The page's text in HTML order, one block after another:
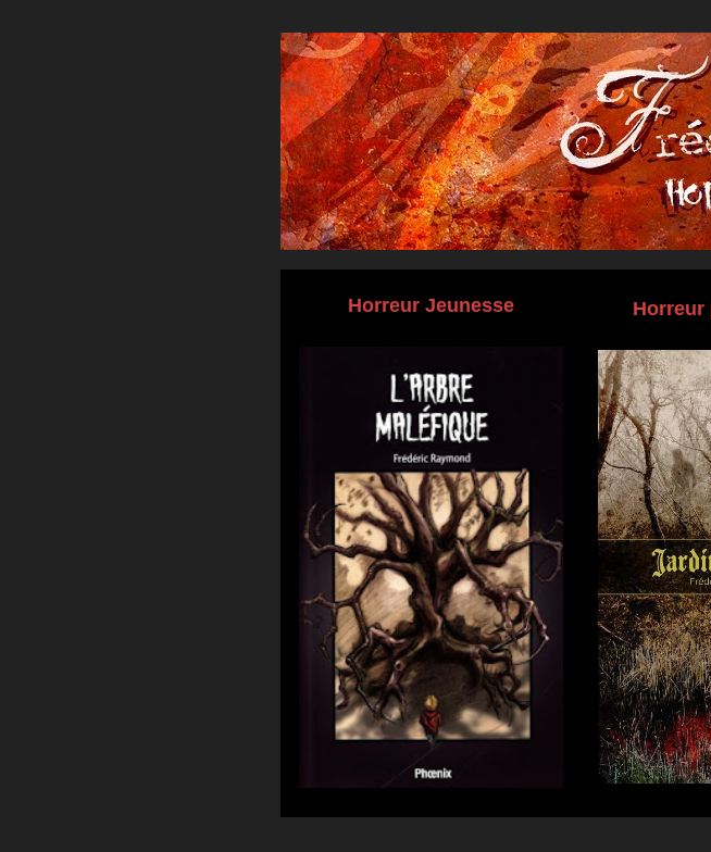
Horreur Jeunesse Horreur